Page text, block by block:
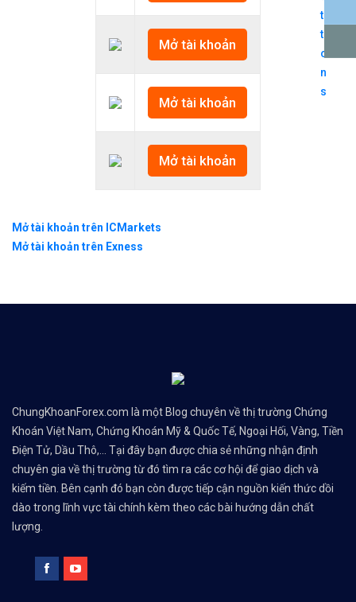
Mở tài khoản
Mở tài khoản
Mở tài khoản
Mở tài khoản trên ICMarkets
Mở tài khoản trên Exness
ChungKhoanForex.com là một Blog chuyên về thị trường Chứng
Khoán Việt Nam, Chứng Khoán Mỹ & Quốc Tế, Ngoại Hối, Vàng, Tiền
Điện Tử, Dầu Thô,... Tại đây bạn được chia sẻ những nhận định
chuyên gia về thị trường từ đó tìm ra các cơ hội để giao dịch và
kiếm tiền. Bên cạnh đó bạn còn được tiếp cận nguồn kiến thức dồi
dào trong lĩnh vực tài chính kèm theo các bài hướng dẫn chất
lượng.